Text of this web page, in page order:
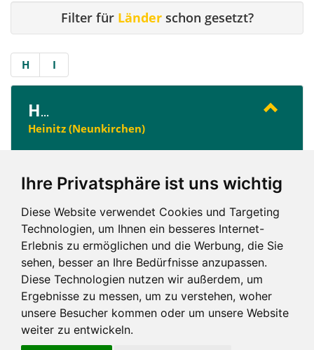
Ihre Privatsphäre ist uns wichtig
Diese Website verwendet Cookies und Targeting
Technologien, um Ihnen ein besseres Internet-
Erlebnis zu ermöglichen und die Werbung, die Sie
sehen, besser an Ihre Bedürfnisse anzupassen.
Diese Technologien nutzen wir außerdem, um
Ergebnisse zu messen, um zu verstehen, woher
unsere Besucher kommen oder um unsere Website
weiter zu entwickeln.
Filter für Länderschon gesetzt?
H I
H...
Heinitz (Neunkirchen)
I
Industriegebiet (Völklingen)
H I